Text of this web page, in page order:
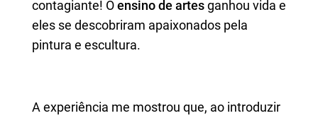
contagiante! Oensino de artesganhou vida e
eles se descobriram apaixonados pela
pintura e escultura.
A experiência me mostrou que, ao introduzir